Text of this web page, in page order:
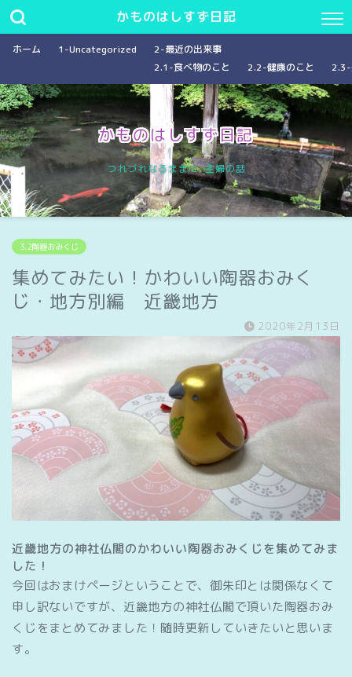
かものはしすず日記
ホーム 1-Uncategorized
2-最近の出来事
2.1-食べ物のこと
2.2-健康のこと 2.3-
かものはしすず日記
つれづれなるままに…主婦の話
3.2陶器おみくじ
集めてみたい！かわいい陶器おみく
じ・地方別編 近畿地方
2020年2月13日
近畿地方の神社仏閣のかわいい陶器おみくじを集めてみま
した！
今回はおまけページということで、御朱印とは関係なくて
申し訳ないですが、近畿地方の神社仏閣で頂いた陶器おみ
くじをまとめてみました！随時更新していきたいと思いま
す。